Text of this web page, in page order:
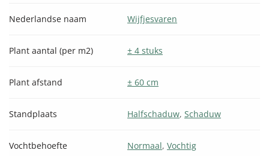
Nederlandse naam Wijfjesvaren
Plant aantal (per m2) ± 4 stuks
Plant afstand ± 60 cm
Standplaats Halfschaduw,Schaduw
Vochtbehoefte Normaal,Vochtig